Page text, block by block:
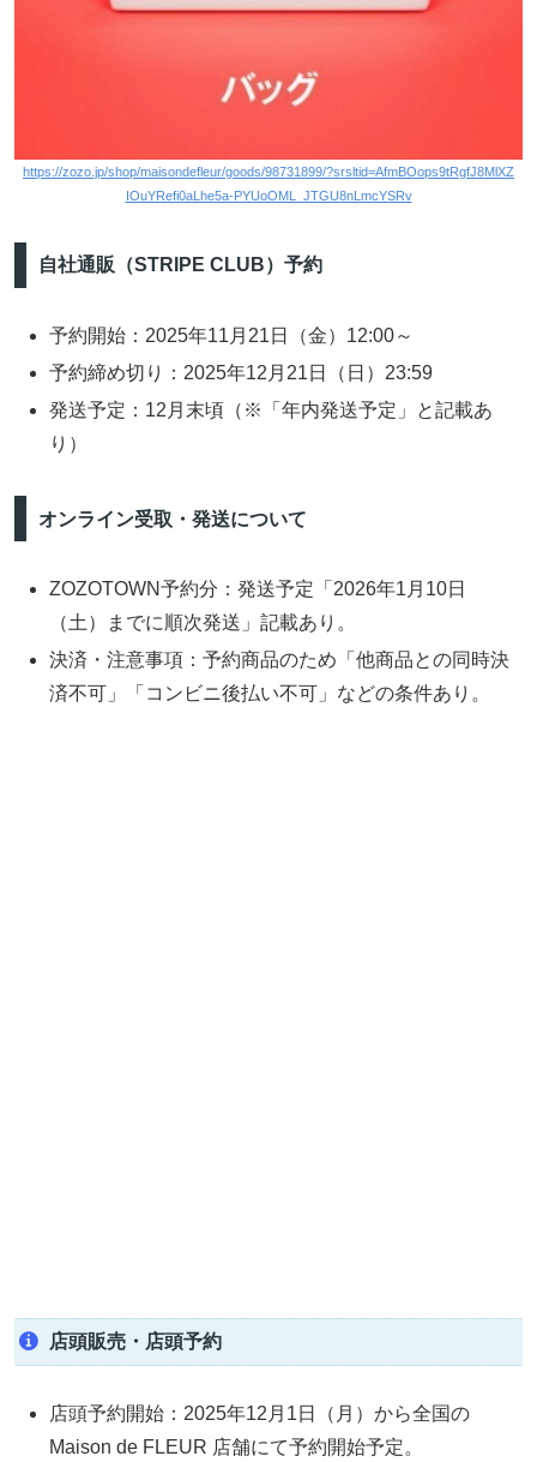
https://zozo.jp/shop/maisondefleur/goods/98731899/?srsltid=AfmBOops9tRgfJ8MlXZ
IOuYRefi0aLhe5a-PYUoOML_JTGU8nLmcYSRv
自社通販（STRIPE CLUB）予約
予約開始：2025年11月21日（金）12:00～
予約締め切り：2025年12月21日（日）23:59
発送予定：12月末頃（※「年内発送予定」と記載あ
り）
オンライン受取・発送について
ZOZOTOWN予約分：発送予定「2026年1月10日
（土）までに順次発送」記載あり。
決済・注意事項：予約商品のため「他商品との同時決
済不可」「コンビニ後払い不可」などの条件あり。
店頭販売・店頭予約
店頭予約開始：2025年12月1日（月）から全国の
Maison de FLEUR 店舗にて予約開始予定。